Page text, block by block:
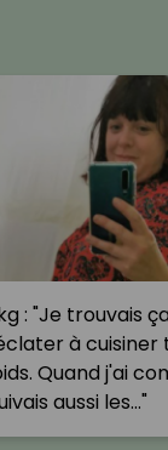
: "Je trouvais
à cuisiner
Quand j'ai
aussi les…"